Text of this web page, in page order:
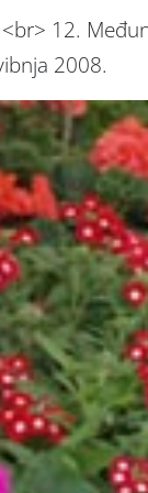
12.
2008.